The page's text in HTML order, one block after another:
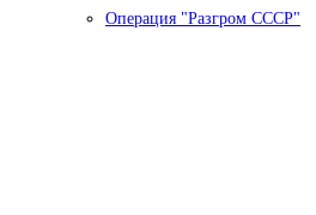
Операция "Разгром СССР"